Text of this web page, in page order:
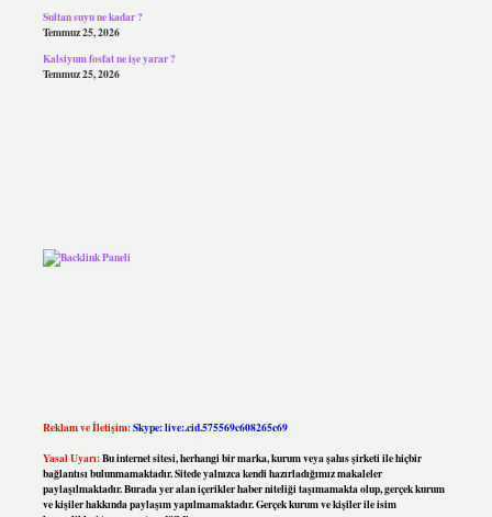
Sultan suyu ne kadar ?
Temmuz 25, 2026
Kalsiyum fosfat ne işe yarar ?
Temmuz 25, 2026
Reklam ve İletişim:Skype: live:.cid.575569c608265c69
Yasal Uyarı:Bu internet sitesi, herhangi bir marka, kurum veya şahıs şirketi ile hiçbir
bağlantısı bulunmamaktadır. Sitede yalnızca kendi hazırladığımız makaleler
paylaşılmaktadır. Burada yer alan içerikler haber niteliği taşımamakta olup, gerçek kurum
ve kişiler hakkında paylaşım yapılmamaktadır. Gerçek kurum ve kişiler ile isim